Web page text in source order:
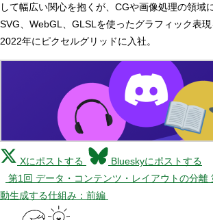
して幅広い関心を抱くが、CGや画像処理の領域
SVG、WebGL、GLSLを使ったグラフィック表現
2022年にピクセルグリッドに入社。
Xにポストする
Blueskyにポストする
第1回 データ・コンテンツ・レイアウトの分離
動生成する仕組み：前編